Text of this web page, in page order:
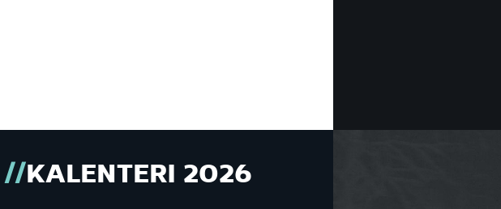
KALENTERI 2026